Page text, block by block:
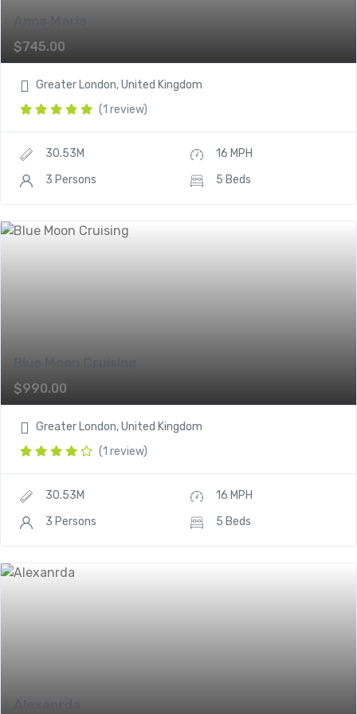
$745.00
Greater London, United Kingdom
(1 review)
30.53M
16 MPH
3 Persons
5 Beds
$990.00
Greater London, United Kingdom
(1 review)
30.53M
16 MPH
3 Persons
5 Beds